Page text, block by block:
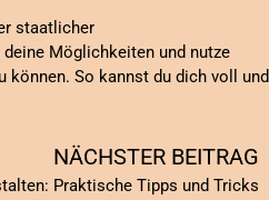
staatlicher
Möglichkeiten und nutze
können. So kannst du dich voll und
NÄCHSTER BEITRAG
Praktische Tipps und Tricks